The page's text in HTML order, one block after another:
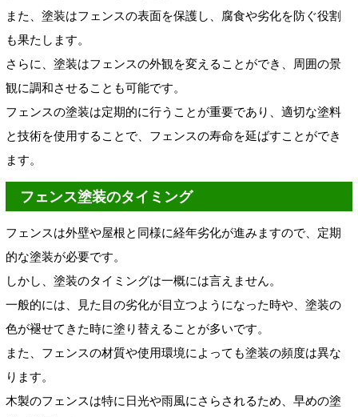
また、塗装はフェンスの表面を保護し、腐食や劣化を防ぐ役割
も果たします。
さらに、塗装はフェンスの外観を変えることができ、周囲の景
観に調和させることも可能です。
フェンスの塗装は定期的に行うことが重要であり、適切な塗料
と技術を使用することで、フェンスの寿命を延ばすことができ
ます。
フェンス塗装のタイミング
フェンスは外壁や屋根と同様に経年劣化が進みますので、定期
的な塗装が必要です。
しかし、塗装のタイミングは一概には言えません。
一般的には、見た目の劣化が目立つようになった時や、塗装の
色が褪せてきた時に塗り替えることが多いです。
また、フェンスの材質や使用環境によっても塗装の頻度は異な
ります。
木製のフェンスは特に日光や雨風にさらされるため、早めの塗